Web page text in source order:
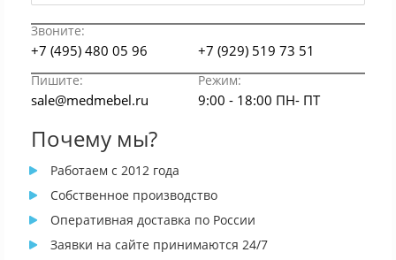
Звоните:
+7 (495) 480 05 96 +7 (929) 519 73 51
Пишите: Режим:
sale@medmebel.ru 9:00 - 18:00 ПН- ПТ
Почему мы?
Работаем с 2012 года
Собственное производство
Оперативная доставка по России
Заявки на сайте принимаются 24/7